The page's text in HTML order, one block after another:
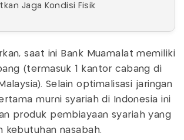
Jaga Kondisi Fisik
saat ini Bank Muamalat memiliki
(termasuk 1 kantor cabang di
Selain optimalisasi jaringan
murni syariah di Indonesia ini
produk pembiayaan syariah yang
kebutuhan nasabah.